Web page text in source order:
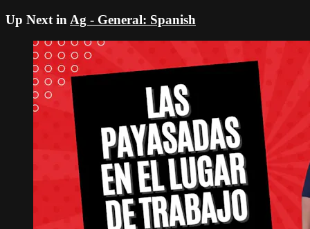
Up Next in Ag - General: Spanish